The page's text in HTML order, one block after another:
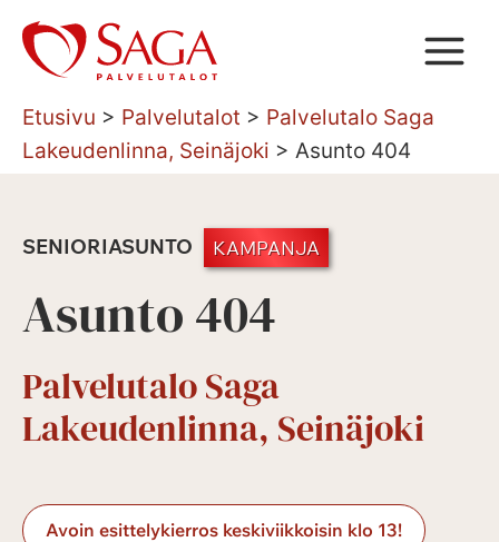
Siirry
sisältöön
Etusivu > Palvelutalot > Palvelutalo Saga
Lakeudenlinna, Seinäjoki > Asunto 404
SENIORIASUNTO KAMPANJA
Asunto 404
Palvelutalo Saga
Lakeudenlinna, Seinäjoki
Avoin esittelykierros keskiviikkoisin klo 13!